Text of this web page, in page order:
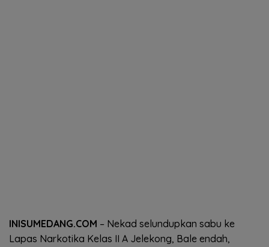
INISUMEDANG.COM – Nekad selundupkan sabu ke
Lapas Narkotika Kelas II A Jelekong, Bale endah,